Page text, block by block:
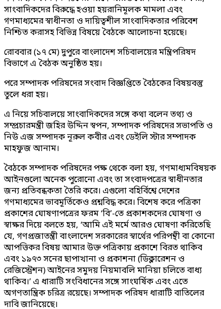
সাংবাদিকদের বিরুদ্ধে হওয়া হয়রানিমূলক মামলা এবং
গণমাধ্যমের স্বাধীনতা ও দায়িত্বশীল সাংবাদিকতার পরিবেশ
নিশ্চিত করাসহ বিভিন্ন বিষয়ে বৈঠকে আলোচনা হয়েছে।
রোববার (১৭ মে) দুপুরে বাংলাদেশ সচিবালয়ের মন্ত্রিপরিষদ
বিভাগে এ বৈঠক অনুষ্ঠিত হয়।
পরে সম্পাদক পরিষদের সংবাদ বিজ্ঞপ্তিতে বৈঠকের বিষয়বস্তু
তুলে ধরা হয়।
এ নিয়ে সচিবালয়ে সাংবাদিকদের সঙ্গে কথা বলেন তথ্য ও
সম্প্রচারমন্ত্রী জহির উদ্দিন স্বপন, সম্পাদক পরিষদের সভাপতি ও
নিউ এজ সম্পাদক নূরুল কবীর এবং ডেইলি স্টার সম্পাদক
মাহফুজ আনাম।
বৈঠকে সম্পাদক পরিষদের পক্ষ থেকে বলা হয়, গণমাধ্যমবিষয়ক
আইনগুলো অনেক পুরোনো এবং তা সংবাদপত্রের স্বাধীনতার
জন্য প্রতিবন্ধকতা তৈরি করে। এগুলো বহির্বিশ্বে দেশের
গণমাধ্যমের ভাবমূর্তিকেও প্রশ্নবিদ্ধ করে। বিশেষ করে পত্রিকা
প্রকাশের ঘোষণাপত্রের ফরম ‘বি’-তে প্রকাশকদের ঘোষণা ও
স্বাক্ষর দিয়ে বলতে হয়, ‘আমি এই মর্মে আরও ঘোষণা করিতেছি
যে, গণপ্রজাতন্ত্রী বাংলাদেশ সরকারের স্বার্থের পরিপন্থী বা কোনো
আপত্তিকর বিষয় আমার উক্ত পত্রিকায় প্রকাশে বিরত থাকিব
এবং ১৯৭৩ সনের ছাপাখানা ও প্রকাশনা (ডিক্লারেশন ও
রেজিস্ট্রেশন) আইনের সমুদয় নিয়মাবলি মানিয়া চলিতে বাধ্য
থাকিব।’ এ ধারাটি সংবিধানের সঙ্গে সাংঘর্ষিক এবং এতে
অগণতান্ত্রিক চরিত্র রয়েছে। সম্পাদক পরিষদ ধারাটি বাতিলের
দাবি জানিয়েছে।